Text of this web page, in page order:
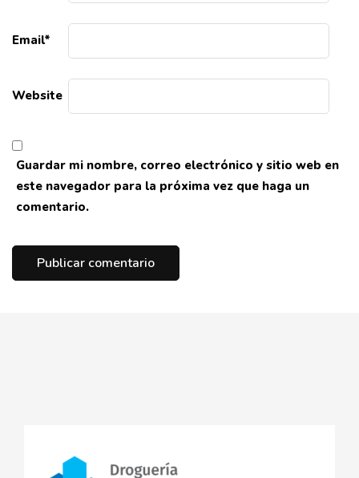
Email*
Website
Guardar mi nombre, correo electrónico y sitio web en
este navegador para la próxima vez que haga un
comentario.